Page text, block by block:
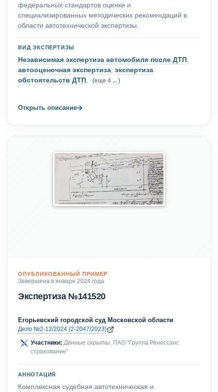
федеральных стандартов оценки и
специализированных методических рекомендаций в
области автотехнической экспертизы.
ВИД ЭКСПЕРТИЗЫ
Независимая экспертиза автомобиля после ДТП,
автооценочная экспертиза, экспертиза
обстоятельств ДТП, (еще 4 ... )
Открыть описание→
ОПУБЛИКОВАННЫЙ ПРИМЕР
Завершена в январе 2024 года
Экспертиза №141520
Егорьевский городской суд Московской области
Дело №2-12/2024 (2-2047/2023)
Участники: Данные скрыты, ПАО "Группа Ренессанс
страхование"
АННОТАЦИЯ
Комплексная судебная автотехническая и